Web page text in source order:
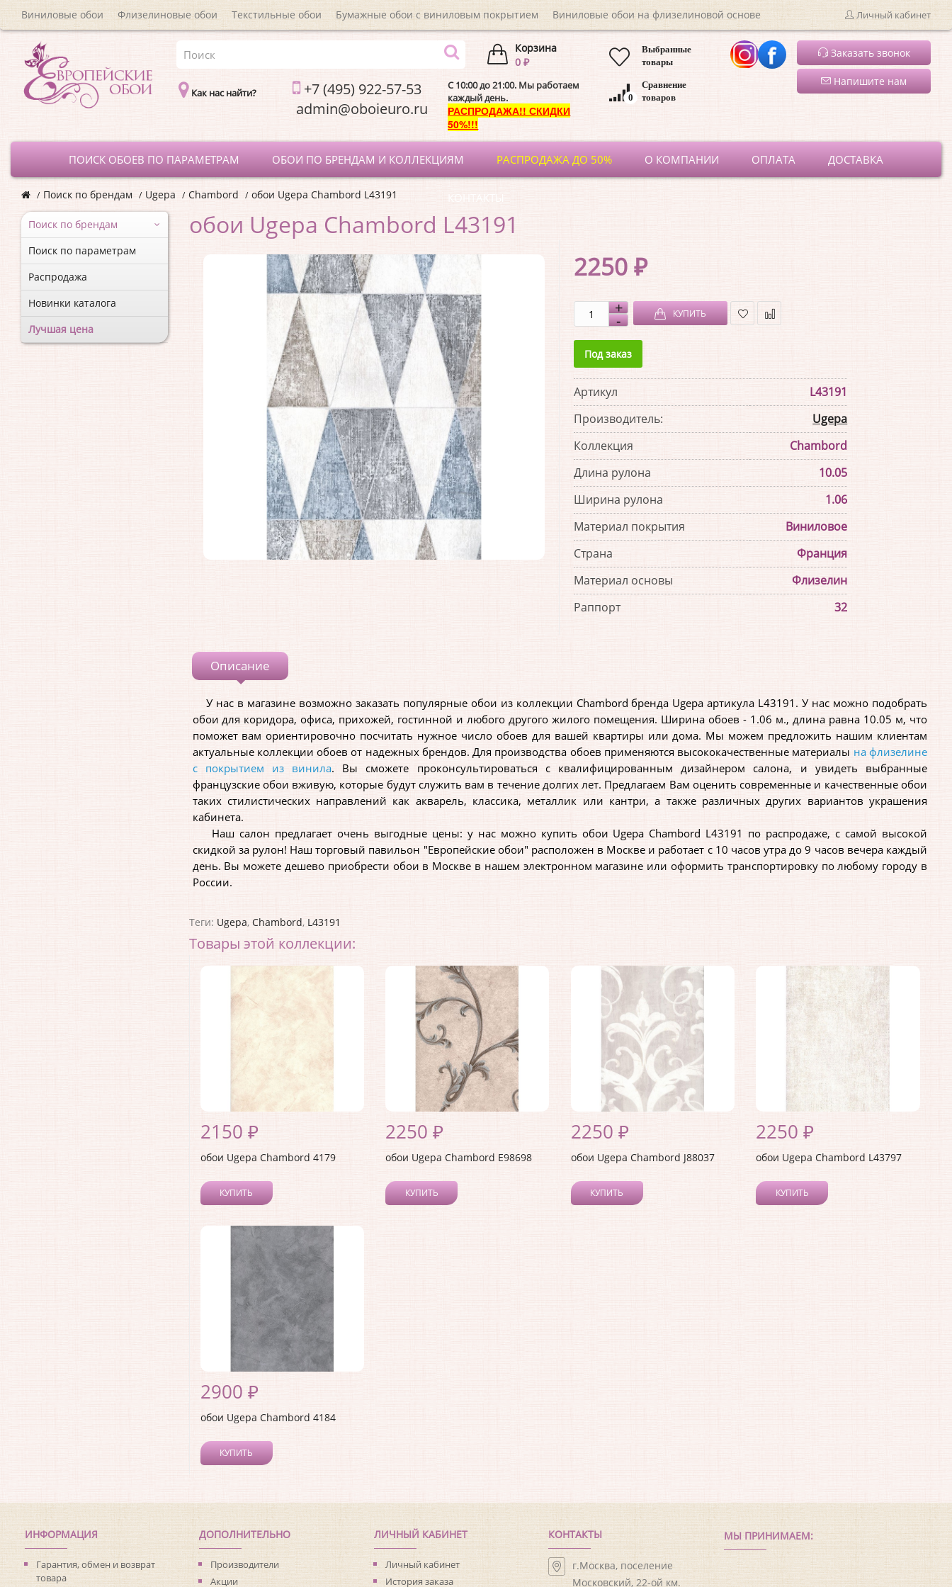
Виниловые обои Флизелиновые обои Текстильные обои Бумажные обои с виниловым покрытием Виниловые обои на флизелиновой основе Личный кабинет
Корзина
0 ₽
Как нас найти?
+7 (495) 922-57-53
admin@oboieuro.ru
C 10:00 до 21:00. Мы работаем
каждый день.
РАСПРОДАЖА!! СКИДКИ
50%!!!
Выбранные
товары
Сравнение
товаров
0
Заказать звонок
Напишите нам
ПОИСК ОБОЕВ ПО ПАРАМЕТРАМ ОБОИ ПО БРЕНДАМ И КОЛЛЕКЦИЯМ РАСПРОДАЖА ДО 50% О КОМПАНИИ ОПЛАТА ДОСТАВКА
КОНТАКТЫ
Поиск по брендам Ugepa Chambord обои Ugepa Chambord L43191
Поиск по брендам
Поиск по параметрам
Распродажа
Новинки каталога
Лучшая цена
обои Ugepa Chambord L43191
2250 ₽
КУПИТЬ
Под заказ
Артикул
L43191
Производитель:
Ugepa
Коллекция
Chambord
Длина рулона
10.05
Ширина рулона
1.06
Материал покрытия
Виниловое
Страна
Франция
Материал основы
Флизелин
Раппорт
32
Описание
У нас в магазине возможно заказать популярные обои из коллекции Chambord бренда Ugepa артикула L43191. У нас можно подобрать
обои для коридора, офиса, прихожей, гостинной и любого другого жилого помещения. Ширина обоев - 1.06 м., длина равна 10.05 м, что
поможет вам ориентировочно посчитать нужное число обоев для вашей квартиры или дома. Мы можем предложить нашим клиентам
актуальные коллекции обоев от надежных брендов. Для производства обоев применяются высококачественные материалы на флизелине
с покрытием из винила. Вы сможете проконсультироваться с квалифицированным дизайнером салона, и увидеть выбранные
французские обои вживую, которые будут служить вам в течение долгих лет. Предлагаем Вам оценить современные и качественные обои
таких стилистических направлений как акварель, классика, металлик или кантри, а также различных других вариантов украшения
кабинета.
Наш салон предлагает очень выгодные цены: у нас можно купить обои Ugepa Chambord L43191 по распродаже, с самой высокой
скидкой за рулон! Наш торговый павильон "Европейские обои" расположен в Москве и работает с 10 часов утра до 9 часов вечера каждый
день. Вы можете дешево приобрести обои в Москве в нашем электронном магазине или оформить транспортировку по любому городу в
России.
Теги: Ugepa, Chambord, L43191
Товары этой коллекции:
2150 ₽
обои Ugepa Chambord 4179
КУПИТЬ
2250 ₽
обои Ugepa Chambord E98698
КУПИТЬ
2250 ₽
обои Ugepa Chambord J88037
КУПИТЬ
2250 ₽
обои Ugepa Chambord L43797
КУПИТЬ
2900 ₽
обои Ugepa Chambord 4184
КУПИТЬ
ИНФОРМАЦИЯ
Гарантия, обмен и возврат
товара
ДОПОЛНИТЕЛЬНО
Производители
Акции
ЛИЧНЫЙ КАБИНЕТ
Личный кабинет
История заказа
КОНТАКТЫ
г.Москва, поселение
Московский, 22-ой км.
МЫ ПРИНИМАЕМ: